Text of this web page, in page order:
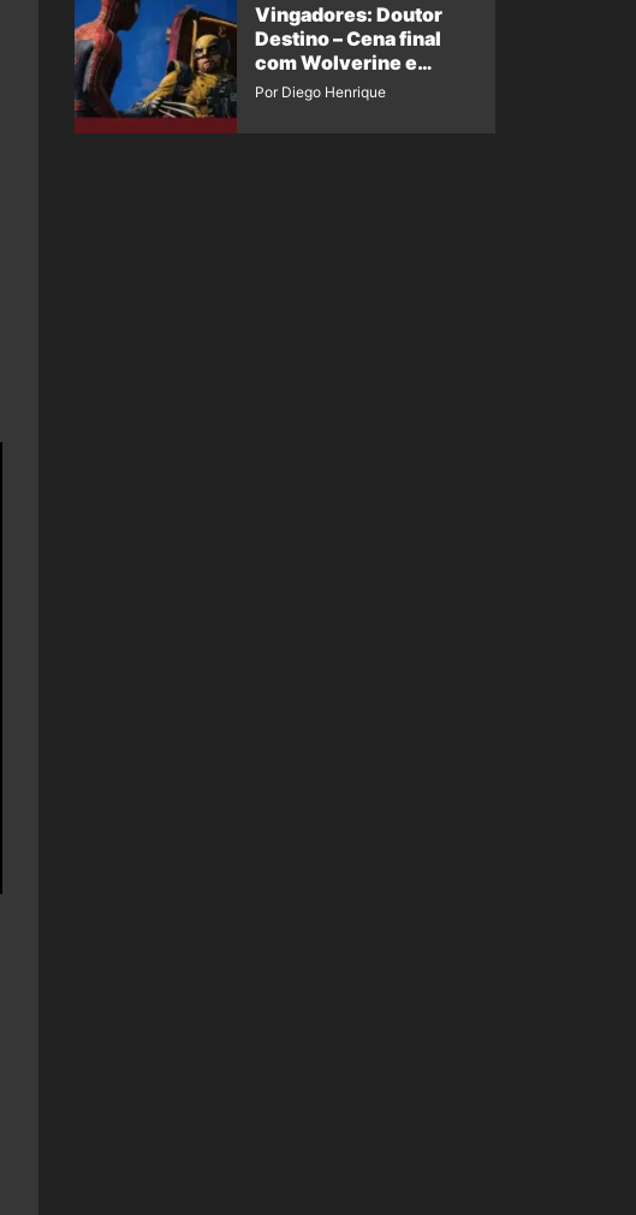
Vingadores: Doutor
Destino – Cena final
com Wolverine e
Homem-Aranha de
Por Diego Henrique